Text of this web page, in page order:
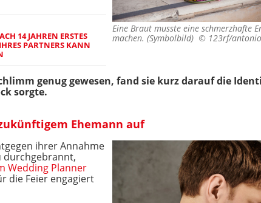
Eine Braut musste eine schmerzhafte
machen. (Symbolbild) © 123rf/
14 JAHREN ERSTES
PARTNERS KANN
genug gewesen, fand sie kurz darauf die
sorgte.
Ehemann auf
ihrer Annahme
durchgebrannt,
Wedding Planner
die Feier engagiert